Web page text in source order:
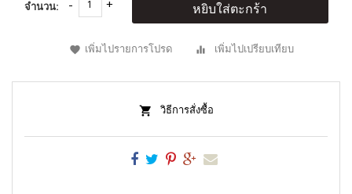
จำนวน: หยิบใส่ตะกร้า
เพิ่มไปรายการโปรด เพิ่มไปเปรียบเทียบ
วิธีการสั่งซื้อ